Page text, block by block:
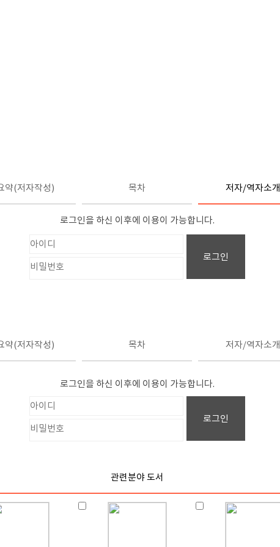
약(저자작성) 목차 저자/역자소개
로그인을 하신 이후에 이용이 가능합니다.
로그인
약(저자작성) 목차 저자/역자소개
로그인을 하신 이후에 이용이 가능합니다.
로그인
관련분야 도서